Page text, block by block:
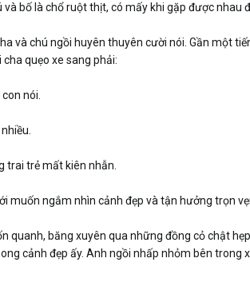
bố là chổ ruột thịt, có mấy khi gặp được nhau
và chú ngồi huyên thuyên cười nói. Gần một
quẹo xe sang phải:
nói.
trai trẻ mất kiên nhẫn.
muốn ngắm nhìn cảnh đẹp và tận hưởng trọn
quanh, băng xuyên qua những đồng cỏ chật
cảnh đẹp ấy. Anh ngồi nhấp nhỏm bên